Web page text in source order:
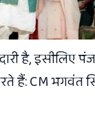
है, इसीलिए
हैं: CM भगवंत